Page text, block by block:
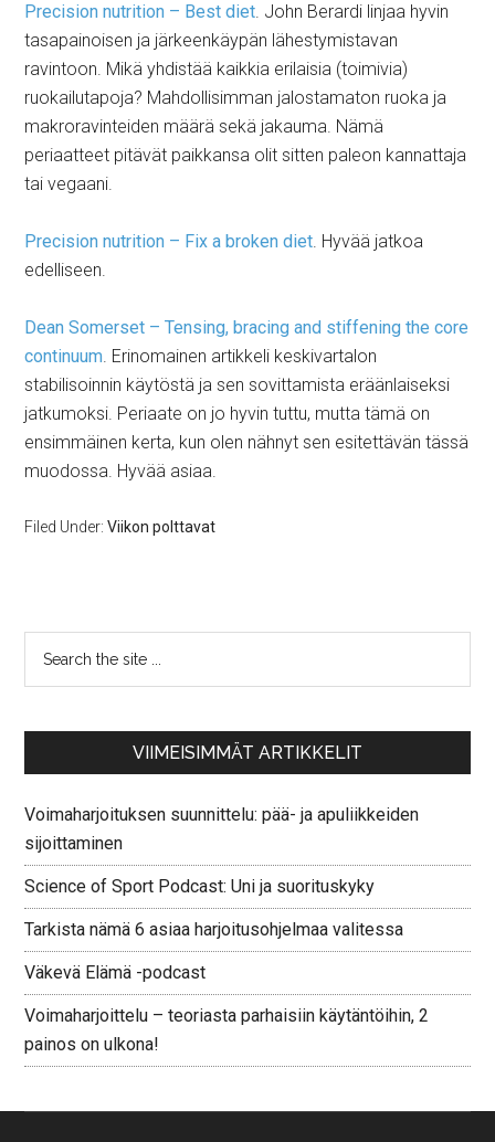
Precision nutrition – Best diet. John Berardi linjaa hyvin
tasapainoisen ja järkeenkäypän lähestymistavan
ravintoon. Mikä yhdistää kaikkia erilaisia (toimivia)
ruokailutapoja? Mahdollisimman jalostamaton ruoka ja
makroravinteiden määrä sekä jakauma. Nämä
periaatteet pitävät paikkansa olit sitten paleon kannattaja
tai vegaani.
Precision nutrition – Fix a broken diet. Hyvää jatkoa
edelliseen.
Dean Somerset – Tensing, bracing and stiffening the core
continuum. Erinomainen artikkeli keskivartalon
stabilisoinnin käytöstä ja sen sovittamista eräänlaiseksi
jatkumoksi. Periaate on jo hyvin tuttu, mutta tämä on
ensimmäinen kerta, kun olen nähnyt sen esitettävän tässä
muodossa. Hyvää asiaa.
Filed Under:Viikon polttavat
VIIMEISIMMÄT ARTIKKELIT
Voimaharjoituksen suunnittelu: pää- ja apuliikkeiden
sijoittaminen
Science of Sport Podcast: Uni ja suorituskyky
Tarkista nämä 6 asiaa harjoitusohjelmaa valitessa
Väkevä Elämä -podcast
Voimaharjoittelu – teoriasta parhaisiin käytäntöihin, 2
painos on ulkona!